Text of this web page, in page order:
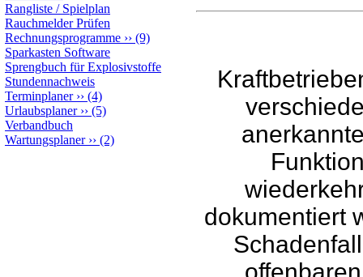
Rangliste / Spielplan
Rauchmelder Prüfen
Rechnungsprogramme ›› (9)
Sparkasten Software
Sprengbuch für Explosivstoffe
Stundennachweis
Terminplaner›› (4)
Urlaubsplaner›› (5)
Verbandbuch
Wartungsplaner›› (2)
dokumentiert